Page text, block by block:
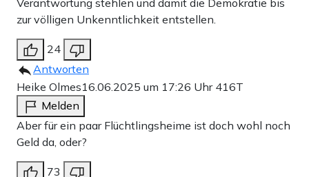
zur völligen Unkenntlichkeit entstellen.
24
Antworten
Heike Olmes16.06.2025 um 17:26 Uhr 416T
Melden
Aber für ein paar Flüchtlingsheime ist doch wohl noch
Geld da, oder?
73